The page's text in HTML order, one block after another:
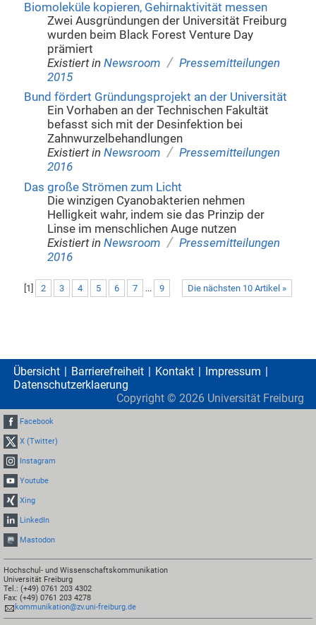
Biomoleküle kopieren, Gehirnaktivität messen
Zwei Ausgründungen der Universität Freiburg
wurden beim Black Forest Venture Day
prämiert
Existiert in Newsroom / Pressemitteilungen
2015
Bund fördert Gründungsprojekt an der Universität
Ein Vorhaben an der Technischen Fakultät
befasst sich mit der Desinfektion bei
Zahnwurzelbehandlungen
Existiert in Newsroom / Pressemitteilungen
2016
Das große Strömen zum Licht
Die winzigen Cyanobakterien nehmen
Helligkeit wahr, indem sie das Prinzip der
Linse im menschlichen Auge nutzen
Existiert in Newsroom / Pressemitteilungen
2016
Die nächsten 10 Artikel »
1 2 3 4 5 6 7 ... 9
Übersicht Barrierefreiheit Kontakt
Impressum
Datenschutzerklaerung
Copyright © 2026 Universität Freiburg
Facebook
X (Twitter)
Instagram
Youtube
Xing
LinkedIn
Mastodon
Hochschul- und Wissenschaftskommunikation
Universität Freiburg
Tel.: (+49) 0761 203 4302
Fax: (+49) 0761 203 4278
kommunikation@zv.uni-freiburg.de